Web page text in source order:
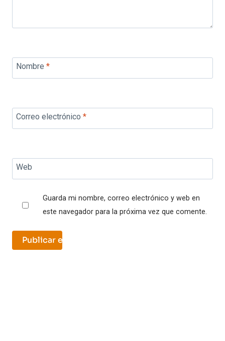
Nombre *
Correo electrónico *
Web
Guarda mi nombre, correo electrónico y web en
este navegador para la próxima vez que comente.